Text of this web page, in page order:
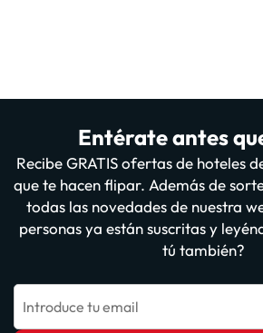
Entérate antes
Recibe GRATIS ofertas de hoteles
que te hacen flipar. Además de
todas las novedades de nuestra
personas ya están suscritas y
tú también?
Introduce tu email